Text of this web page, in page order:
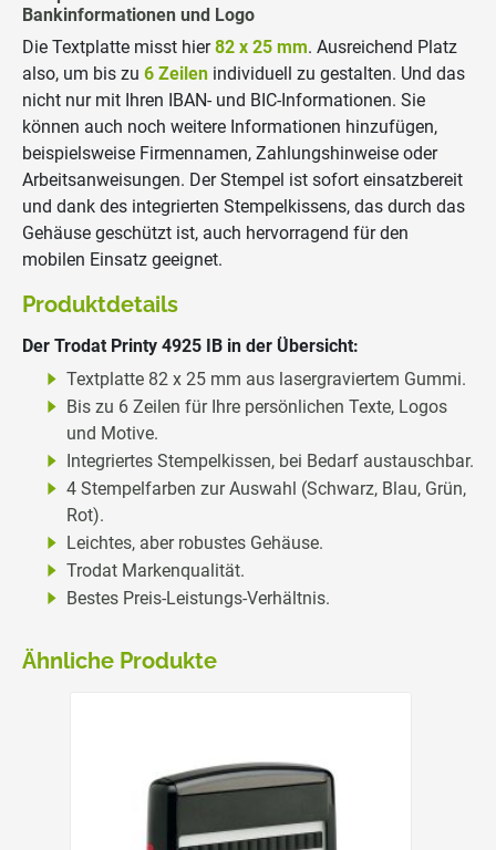
Bankinformationen und Logo
Die Textplatte misst hier82 x 25 mm. Ausreichend Platz
also, um bis zu 6 Zeilen individuell zu gestalten. Und das
nicht nur mit Ihren IBAN- und BIC-Informationen. Sie
können auch noch weitere Informationen hinzufügen,
beispielsweise Firmennamen, Zahlungshinweise oder
Arbeitsanweisungen. Der Stempel ist sofort einsatzbereit
und dank des integrierten Stempelkissens, das durch das
Gehäuse geschützt ist, auch hervorragend für den
mobilen Einsatz geeignet.
Produktdetails
Der Trodat Printy 4925 IB in der Übersicht:
Textplatte 82 x 25 mm aus lasergraviertem Gummi.
Bis zu 6 Zeilen für Ihre persönlichen Texte, Logos
und Motive.
Integriertes Stempelkissen, bei Bedarf austauschbar.
4 Stempelfarben zur Auswahl (Schwarz, Blau, Grün,
Rot).
Leichtes, aber robustes Gehäuse.
Trodat Markenqualität.
Bestes Preis-Leistungs-Verhältnis.
Ähnliche Produkte